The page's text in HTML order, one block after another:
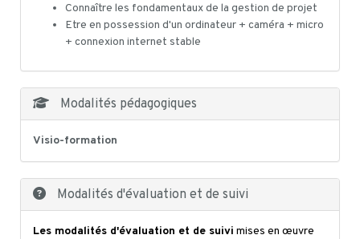
Connaître les fondamentaux de la gestion de projet
Etre en possession d'un ordinateur + caméra + micro
+ connexion internet stable
Modalités pédagogiques
Visio-formation
Modalités d'évaluation et de suivi
Les modalités d'évaluation et de suivi mises en œuvre